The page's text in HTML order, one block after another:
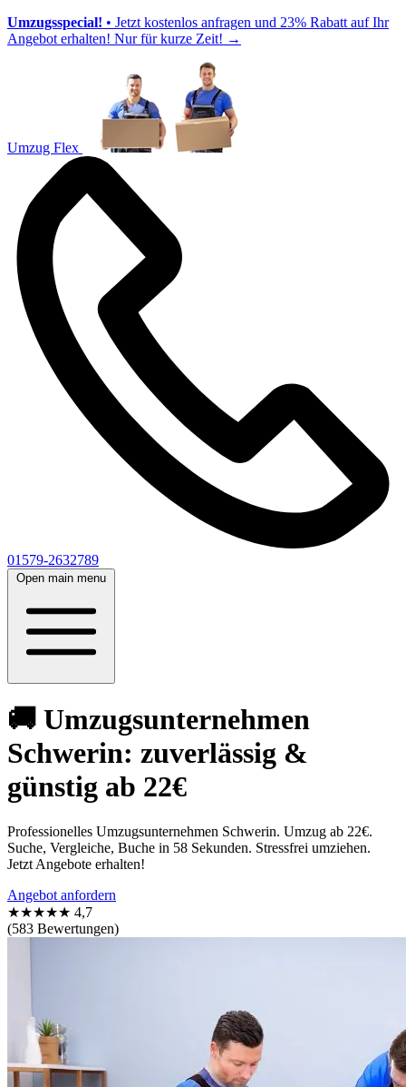
Umzugsspecial! • Jetzt kostenlos anfragen und 23% Rabatt auf Ihr
Angebot erhalten! Nur für kurze Zeit! →
Umzug Flex
01579-2632789
Open main menu
🚚 Umzugsunternehmen
Schwerin: zuverlässig &
günstig ab 22€
Professionelles Umzugsunternehmen Schwerin. Umzug ab 22€.
Suche, Vergleiche, Buche in 58 Sekunden. Stressfrei umziehen.
Jetzt Angebote erhalten!
Angebot anfordern
★★★★★ 4,7
(583 Bewertungen)